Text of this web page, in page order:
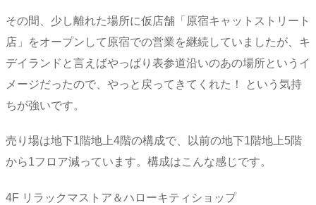
その間、少し離れた場所に仮店舗「原宿キャットストリート
店」をオープンして原宿での営業を継続していましたが、キ
デイランドと言えばやっぱり表参道沿いのあの場所というイ
メージだったので、やっと戻ってきてくれた！ という気持
ちが強いです。
売り場は地下1階地上4階の構成で、以前の地下1階地上5階
から1フロア減っています。構成はこんな感じです。
4F リラックマストア＆ハローキティショップ